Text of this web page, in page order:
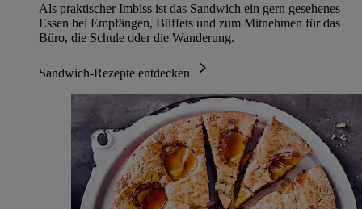
Als praktischer Imbiss ist das Sandwich ein gern gesehenes
Essen bei Empfängen, Büffets und zum Mitnehmen für das
Büro, die Schule oder die Wanderung.
Sandwich-Rezepte entdecken